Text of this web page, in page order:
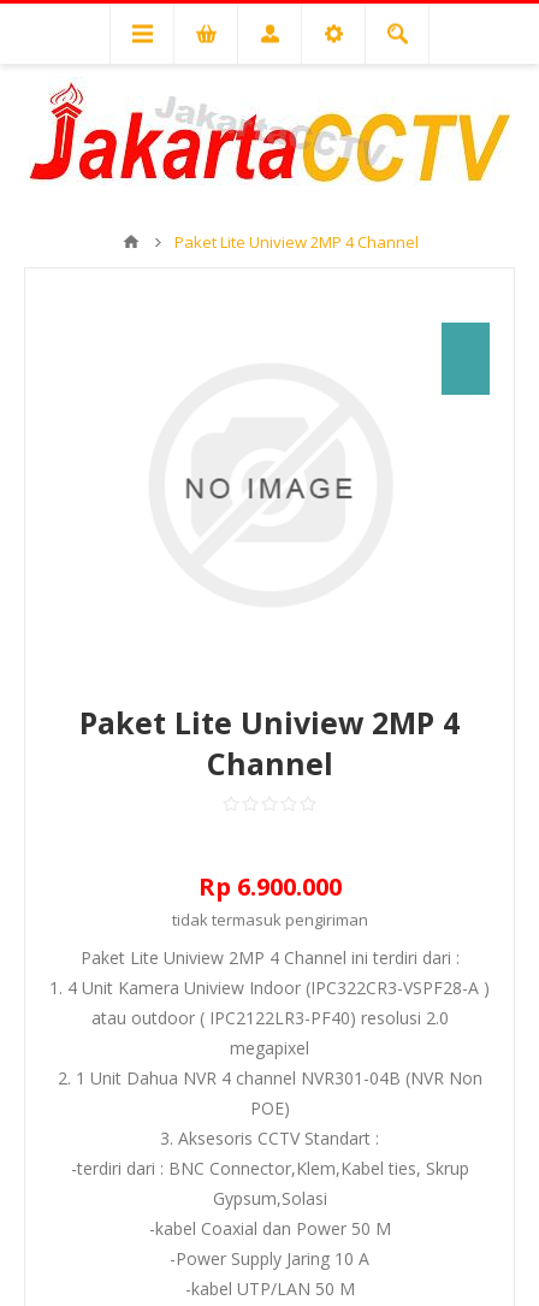
Paket Lite Uniview 2MP 4 Channel
Paket Lite Uniview 2MP 4
Channel
Rp 6.900.000
tidak termasuk pengiriman
Paket Lite Uniview 2MP 4 Channel ini terdiri dari :
1. 4 Unit Kamera Uniview Indoor (IPC322CR3-VSPF28-A )
atau outdoor ( IPC2122LR3-PF40) resolusi 2.0
megapixel
2. 1 Unit Dahua NVR 4 channel NVR301-04B (NVR Non
POE)
3. Aksesoris CCTV Standart :
-terdiri dari : BNC Connector,Klem,Kabel ties, Skrup
Gypsum,Solasi
-kabel Coaxial dan Power 50 M
-Power Supply Jaring 10 A
-kabel UTP/LAN 50 M